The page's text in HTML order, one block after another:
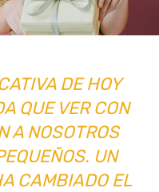
DE HOY
QUE VER CON
A NOSOTROS
UN
CAMBIADO EL